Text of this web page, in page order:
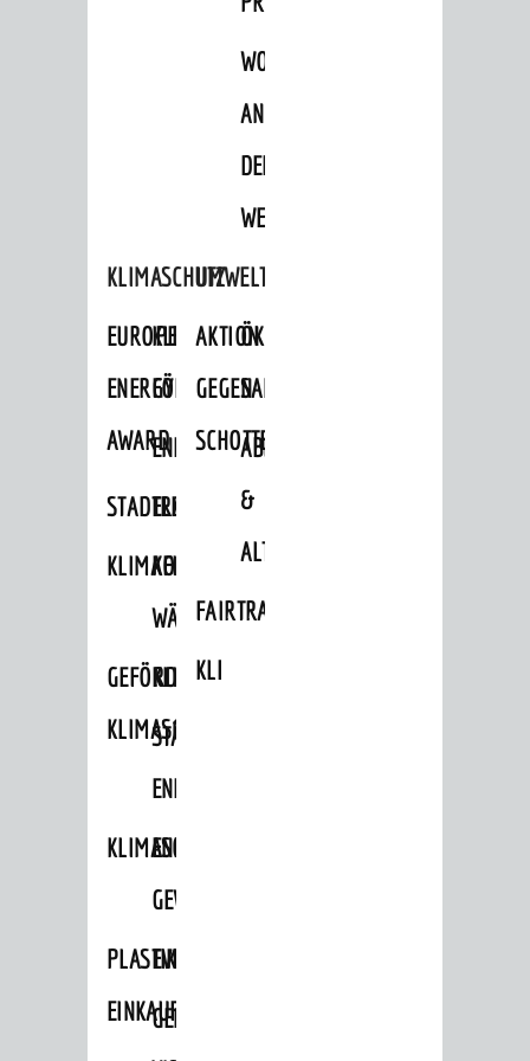
WOHNBEBAUUNG
AN
DER
WEINBERGSTRASSE
KLIMASCHUTZ
EUROPEAN
ENERGY
AWARD
KLIMASCHUTZ-
FÖRDERPROGRAMME
ENERGIEBERATUNG
STADTRADELN
ELEKTROMOBILITÄTSBERATUNG
KLIMAFITKOMMUNALE
WÄRMEPLANUNG
GEFÖRDERTE
KLIMASCHUTZMASSNAHMEN
KLIMASCHUTZKONZEPT
STÄDTISCHES
ENERGIEMANAGEMENT
KLIMASCHUTZKOMMISSION
ENERGIEKARAWANE
GEWERBE
PLASTIKTÜTENFREIE
EINKAUFSSTADT
EVENTS
GEMEINSAME
UMWELTSCHUTZ
AKTION
GEGEN
SCHOTTERGÄRTEN
ÖKOLOGISCHE
SANIERUNG/WAIDSEE
ABFALL
&
ALTLASTEN
FAIRTRADE
KLEIDERTAUSCHBÖRSE
Datenschutz